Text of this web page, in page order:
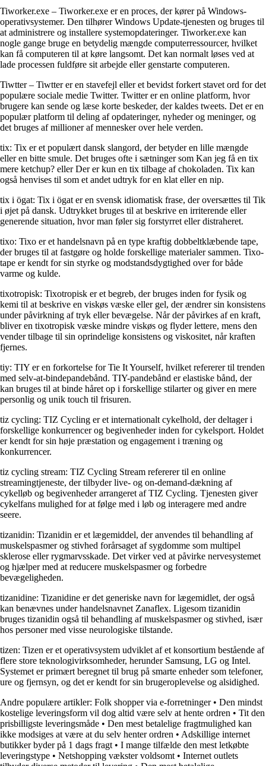
Tiworker.exe – Tiworker.exe er en proces, der kører på Windows-
operativsystemer. Den tilhører Windows Update-tjenesten og bruges til
at administrere og installere systemopdateringer. Tiworker.exe kan
nogle gange bruge en betydelig mængde computerressourcer, hvilket
kan få computeren til at køre langsomt. Det kan normalt løses ved at
lade processen fuldføre sit arbejde eller genstarte computeren.
Tiwtter – Tiwtter er en stavefejl eller et bevidst forkert stavet ord for det
populære sociale medie Twitter. Twitter er en online platform, hvor
brugere kan sende og læse korte beskeder, der kaldes tweets. Det er en
populær platform til deling af opdateringer, nyheder og meninger, og
det bruges af millioner af mennesker over hele verden.
tix: Tix er et populært dansk slangord, der betyder en lille mængde
eller en bitte smule. Det bruges ofte i sætninger som Kan jeg få en tix
mere ketchup? eller Der er kun en tix tilbage af chokoladen. Tix kan
også henvises til som et andet udtryk for en klat eller en nip.
tix i ögat: Tix i ögat er en svensk idiomatisk frase, der oversættes til Tik
i øjet på dansk. Udtrykket bruges til at beskrive en irriterende eller
generende situation, hvor man føler sig forstyrret eller distraheret.
tixo: Tixo er et handelsnavn på en type kraftig dobbeltklæbende tape,
der bruges til at fastgøre og holde forskellige materialer sammen. Tixo-
tape er kendt for sin styrke og modstandsdygtighed over for både
varme og kulde.
tixotropisk: Tixotropisk er et begreb, der bruges inden for fysik og
kemi til at beskrive en viskøs væske eller gel, der ændrer sin konsistens
under påvirkning af tryk eller bevægelse. Når der påvirkes af en kraft,
bliver en tixotropisk væske mindre viskøs og flyder lettere, mens den
vender tilbage til sin oprindelige konsistens og viskositet, når kraften
fjernes.
tiy: TIY er en forkortelse for Tie It Yourself, hvilket refererer til trenden
med selv-at-bindepandebånd. TIY-pandebånd er elastiske bånd, der
kan bruges til at binde håret op i forskellige stilarter og giver en mere
personlig og unik touch til frisuren.
tiz cycling: TIZ Cycling er et internationalt cykelhold, der deltager i
forskellige konkurrencer og begivenheder inden for cykelsport. Holdet
er kendt for sin høje præstation og engagement i træning og
konkurrencer.
tiz cycling stream: TIZ Cycling Stream refererer til en online
streamingtjeneste, der tilbyder live- og on-demand-dækning af
cykelløb og begivenheder arrangeret af TIZ Cycling. Tjenesten giver
cykelfans mulighed for at følge med i løb og interagere med andre
seere.
tizanidin: Tizanidin er et lægemiddel, der anvendes til behandling af
muskelspasmer og stivhed forårsaget af sygdomme som multipel
sklerose eller rygmarvsskade. Det virker ved at påvirke nervesystemet
og hjælper med at reducere muskelspasmer og forbedre
bevægeligheden.
tizanidine: Tizanidine er det generiske navn for lægemidlet, der også
kan benævnes under handelsnavnet Zanaflex. Ligesom tizanidin
bruges tizanidin også til behandling af muskelspasmer og stivhed, især
hos personer med visse neurologiske tilstande.
tizen: Tizen er et operativsystem udviklet af et konsortium bestående af
flere store teknologivirksomheder, herunder Samsung, LG og Intel.
Systemet er primært beregnet til brug på smarte enheder som telefoner,
ure og fjernsyn, og det er kendt for sin brugeroplevelse og alsidighed.
Andre populære artikler: Folk shopper via e-forretninger• Den mindst
kostelige leveringsform vil dog altid være selv at hente ordren • Tit den
prisbilligste leveringsmåde • Den mest betalelige fragtmulighed kan
ikke modsiges at være at du selv henter ordren • Adskillige internet
butikker byder på 1 dags fragt • I mange tilfælde den mest letkøbte
leveringstype • Netshopping vækster voldsomt • Internet outlets